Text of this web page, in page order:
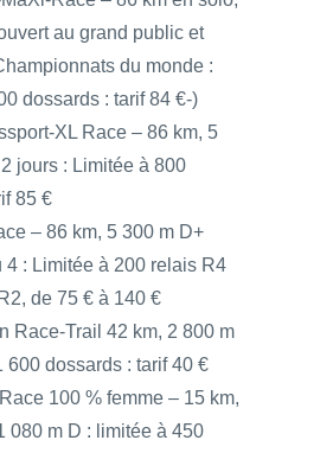
au grand public et
du monde :
dossards : tarif 84 €-)
XL Race – 86 km, 5
jours : Limitée à 800
85 €
– 86 km, 5 300 m D+
4 : Limitée à 200 relais R4
de 75 € à 140 €
Race-Trail 42 km, 2 800 m
600 dossards : tarif 40 €
100 % femme – 15 km,
080 m D : limitée à 450